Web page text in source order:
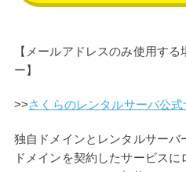
【メールアドレスのみ使用す
ー】
>>さくらのレンタルサーバ公
独自ドメインとレンタルサーバ
ドメインを契約したサービス